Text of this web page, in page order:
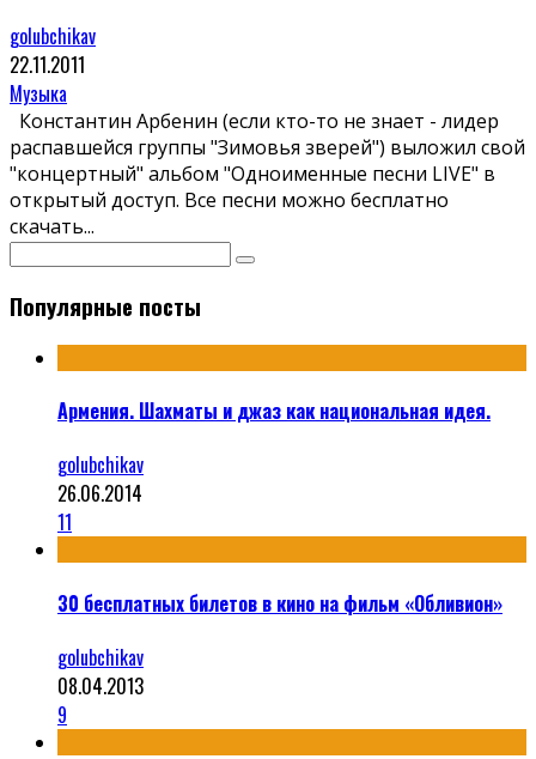
golubchikav
22.11.2011
Музыка
Константин Арбенин (если кто-то не знает - лидер
распавшейся группы "Зимовья зверей") выложил свой
"концертный" альбом "Одноименные песни LIVE" в
открытый доступ. Все песни можно бесплатно
скачать...
Популярные посты
Армения. Шахматы и джаз как национальная идея.
golubchikav
26.06.2014
11
30 бесплатных билетов в кино на фильм «Обливион»
golubchikav
08.04.2013
9